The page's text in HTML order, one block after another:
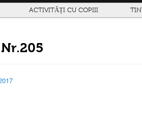
ACTIVITĂȚI CU COPIII